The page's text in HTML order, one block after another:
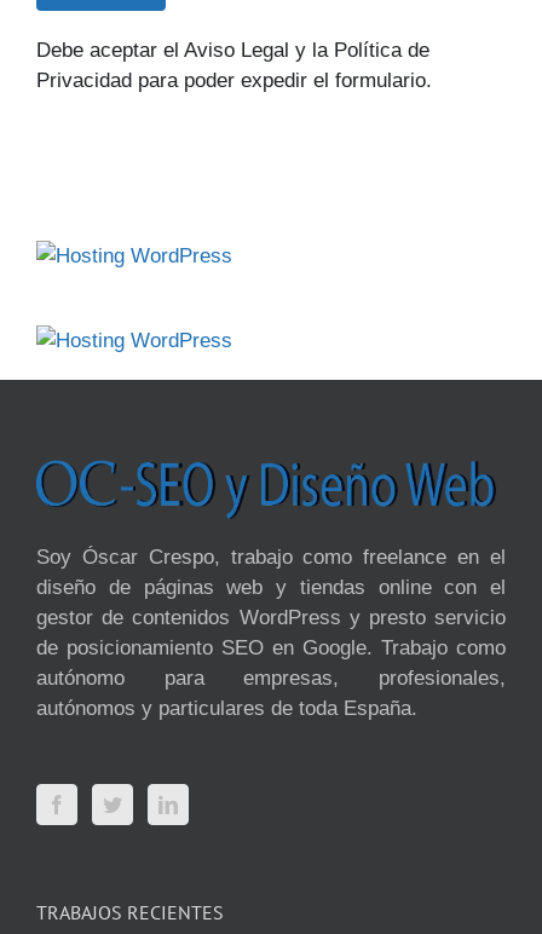
Debe aceptar el Aviso Legal y la Política de
Privacidad para poder expedir el formulario.
Soy Óscar Crespo, trabajo como freelance en el
diseño de páginas web y tiendas online con el
gestor de contenidos WordPress y presto servicio
de posicionamiento SEO en Google. Trabajo como
autónomo para empresas, profesionales,
autónomos y particulares de toda España.
TRABAJOS RECIENTES